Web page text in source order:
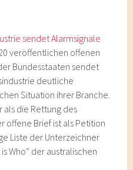
sendet Alarmsignale
veröffentlichen offenen
Bundesstaaten sendet
deutliche
Situation ihrer Branche.
als die Rettung des
offene Brief ist als Petition
Liste der Unterzeichner
Who“ der australischen